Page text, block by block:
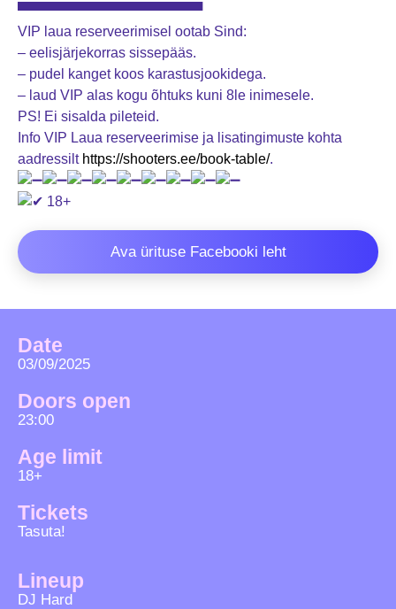
▀▀▀▀▀▀▀▀▀▀▀▀▀▀▀▀▀▀▀
VIP laua reserveerimisel ootab Sind:
– eelisjärjekorras sissepääs.
– pudel kanget koos karastusjookidega.
– laud VIP alas kogu õhtuks kuni 8le inimesele.
PS! Ei sisalda pileteid.
Info VIP Laua reserveerimise ja lisatingimuste kohta
aadressilt https://shooters.ee/book-table/.
18+
Ava ürituse Facebooki leht
Date
03/09/2025
Doors open
23:00
Age limit
18+
Tickets
Tasuta!
Lineup
DJ Hard